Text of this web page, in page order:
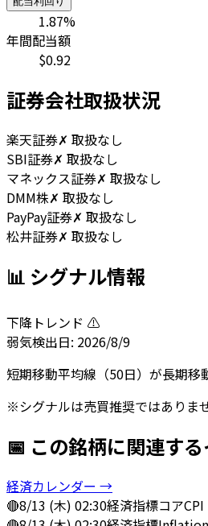
1.87%
年間配当額
$0.92
証券会社取扱状況
楽天証券✗ 取扱なし
SBI証券✗ 取扱なし
マネックス証券✗ 取扱なし
DMM株✗ 取扱なし
PayPay証券✗ 取扱なし
松井証券✗ 取扱なし
📊 シグナル情報
下降トレンド ⚠️
弱気検出日: 2026/8/9
短期移動平均線（50日）が長期移
※シグナルは売買推奨ではありま
📅 この銘柄に関連す
経済カレンダー →
🔴8/13 (木) 02:30経済指標コア